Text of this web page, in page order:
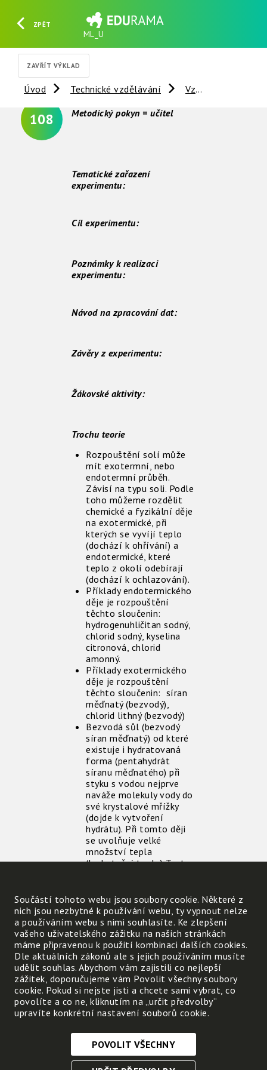
ZPĚT
ML_U
ZAVŘÍT VÝKLAD
Úvod Technické vzdělávání Vzdálené experimenty
108 Metodický pokyn = učitel
Tematické zařazení
experimentu:
Cíl experimentu:
Poznámky k realizaci
experimentu:
Návod na zpracování dat:
Závěry z experimentu:
Žákovské aktivity:
Trochu teorie
Rozpouštění solí může
mít exotermní, nebo
endotermní průběh.
Závisí na typu soli. Podle
toho můžeme rozdělit
chemické a fyzikální děje
na exotermické, při
kterých se vyvíjí teplo
(dochází k ohřívání) a
endotermické, které
teplo z okolí odebírají
(dochází k ochlazování).
Příklady endotermického
děje je rozpouštění
těchto sloučenin:
hydrogenuhličitan sodný,
chlorid sodný, kyselina
citronová, chlorid
amonný.
Příklady exotermického
děje je rozpouštění
těchto sloučenin: síran
měďnatý (bezvodý),
chlorid lithný (bezvodý)
Bezvodá sůl (bezvodý
síran měďnatý) od které
existuje i hydratovaná
forma (pentahydrát
síranu měďnatého) při
styku s vodou nejprve
naváže molekuly vody do
své krystalové mřížky
(dojde k vytvoření
hydrátu). Při tomto ději
se uvolňuje velké
množství tepla
(hydratační teplo) Tento
rozpouštění hydrátu ve
vodě je endotermní děj .
Původní hydratační
teplo je tak velké, že má
reakce celkově
exotermní charakter.
Soli, které hydráty
netvoří, jsou příkladem
endotermních reakcí.
Souvislost se životem,
přírodou a praxí
Součástí tohoto webu jsou soubory cookie. Některé z
nich jsou nezbytné k používání webu, ty vypnout nelze
a používáním webu s nimi souhlasíte. Ke zlepšení
vašeho uživatelského zážitku na našich stránkách
máme připravenou k použití kombinaci dalších cookies.
Dle aktuálních zákonů ale s jejich používáním musíte
udělit souhlas. Abychom vám zajistili co nejlepší
zážitek, doporučujeme vám Povolit všechny soubory
cookie. Pokud si nejste jisti a chcete sami vybrat, co
povolíte a co ne, kliknutím na „určit předvolby“
upravíte konkrétní nastavení souborů cookie.
Nezbytně nutné cookies
POVOLIT VŠECHNY